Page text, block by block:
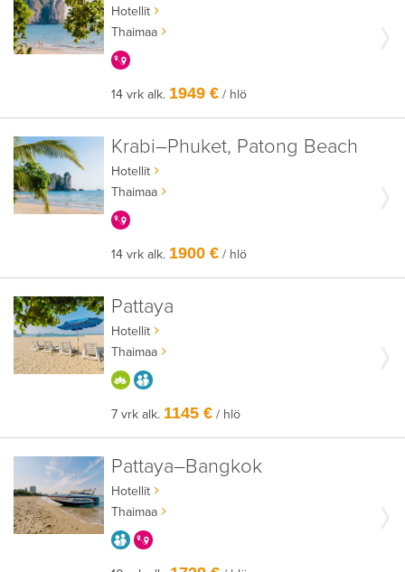
Hotellit
Thaimaa
14 vrk alk. 1949 € / hlö
Krabi–Phuket, Patong Beach
Hotellit
Thaimaa
14 vrk alk. 1900 € / hlö
Pattaya
Hotellit
Thaimaa
HYVÄÄN OLOON
7 vrk alk. 1145 € / hlö
Pattaya–Bangkok
Hotellit
Thaimaa
AIKUISEEN MAKUUN